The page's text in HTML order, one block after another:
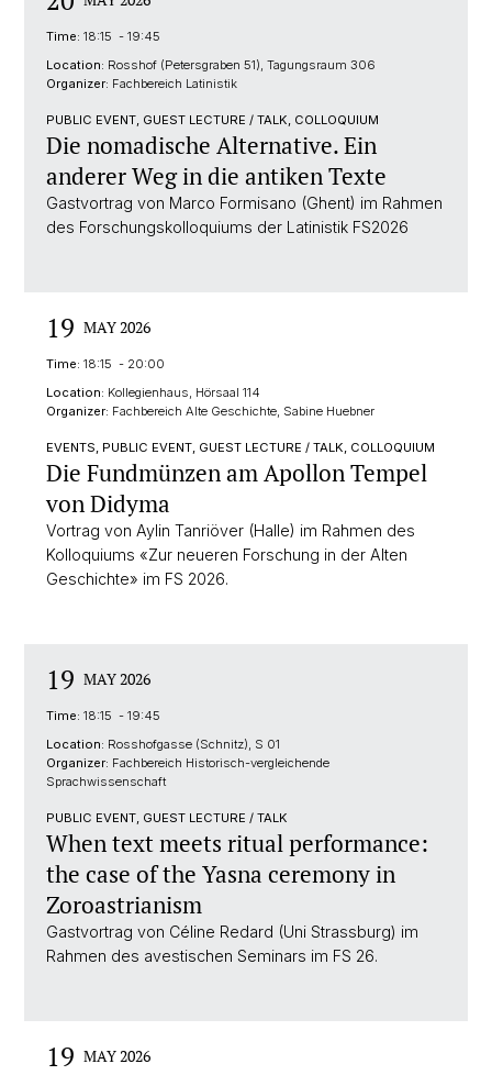
Time: 18:15 - 19:45
Location: Rosshof (Petersgraben 51), Tagungsraum 306
Organizer: Fachbereich Latinistik
PUBLIC EVENT, GUEST LECTURE / TALK, COLLOQUIUM
Die nomadische Alternative. Ein
anderer Weg in die antiken Texte
Gastvortrag von Marco Formisano (Ghent) im Rahmen
des Forschungskolloquiums der Latinistik FS2026
19 MAY 2026
Time: 18:15 - 20:00
Location: Kollegienhaus, Hörsaal 114
Organizer: Fachbereich Alte Geschichte, Sabine Huebner
EVENTS, PUBLIC EVENT, GUEST LECTURE / TALK, COLLOQUIUM
Die Fundmünzen am Apollon Tempel
von Didyma
Vortrag von Aylin Tanriöver (Halle) im Rahmen des
Kolloquiums «Zur neueren Forschung in der Alten
Geschichte» im FS 2026.
19 MAY 2026
Time: 18:15 - 19:45
Location: Rosshofgasse (Schnitz), S 01
Organizer: Fachbereich Historisch-vergleichende
Sprachwissenschaft
PUBLIC EVENT, GUEST LECTURE / TALK
When text meets ritual performance:
the case of the Yasna ceremony in
Zoroastrianism
Gastvortrag von Céline Redard (Uni Strassburg) im
Rahmen des avestischen Seminars im FS 26.
19 MAY 2026